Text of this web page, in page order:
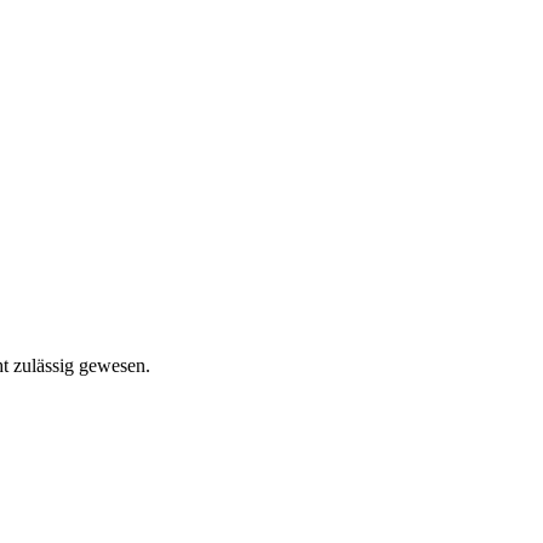
zulässig gewesen.